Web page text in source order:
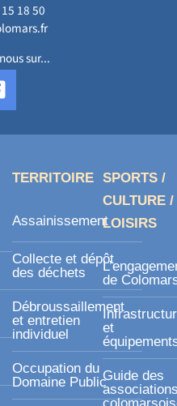
18 50
sur...
TERRITOIRE
Assainissement
Collecte et dépôt
des déchets
Débroussaillement
et entretien
individuel
Occupation du
Domaine Public
SPORTS /
CULTURE /
LOISIRS
de
et
Guide des